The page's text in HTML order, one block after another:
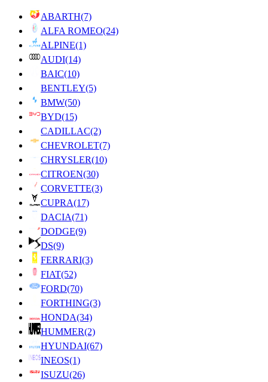
ABARTH(7)
ALFA ROMEO(24)
ALPINE(1)
AUDI(14)
BAIC(10)
BENTLEY(5)
BMW(50)
BYD(15)
CADILLAC(2)
CHEVROLET(7)
CHRYSLER(10)
CITROEN(30)
CORVETTE(3)
CUPRA(17)
DACIA(71)
DODGE(9)
DS(9)
FERRARI(3)
FIAT(52)
FORD(70)
FORTHING(3)
HONDA(34)
HUMMER(2)
HYUNDAI(67)
INEOS(1)
ISUZU(26)